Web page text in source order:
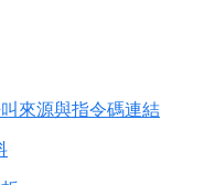
來源與指令碼連結